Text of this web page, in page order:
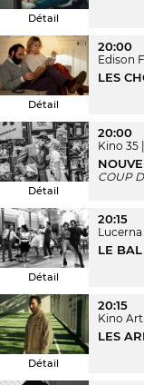
Détail
Détail
20:00
Edison
LES
Détail
20:00
Kino 35
COUP
Détail
20:15
Lucerna
LE BAL
Détail
20:15
Kino Art
LES